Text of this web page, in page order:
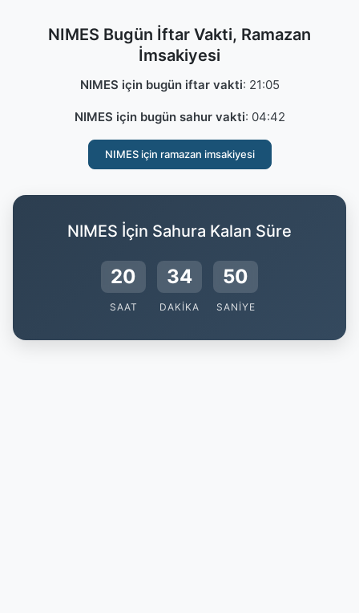
NIMES Bugün İftar Vakti, Ramazan
İmsakiyesi
NIMES için bugün iftar vakti: 21:05
NIMES için bugün sahur vakti: 04:42
NIMES için ramazan imsakiyesi
NIMES İçin Sahura Kalan Süre
20
SAAT
34
DAKIKA
50
SANIYE